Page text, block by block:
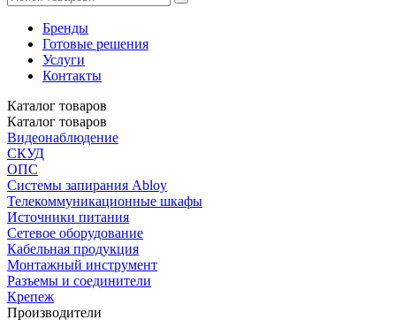
Бренды
Готовые решения
Услуги
Контакты
Каталог товаров
Каталог товаров
Видеонаблюдение
СКУД
ОПС
Системы запирания Abloy
Телекоммуникационные шкафы
Источники питания
Сетевое оборудование
Кабельная продукция
Монтажный инструмент
Разъемы и соединители
Крепеж
Производители